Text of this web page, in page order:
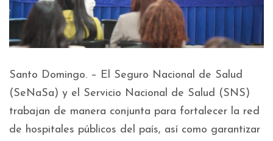
Santo Domingo. – El Seguro Nacional de Salud
(SeNaSa) y el Servicio Nacional de Salud (SNS)
trabajan de manera conjunta para fortalecer la red
de hospitales públicos del país, así como garantizar